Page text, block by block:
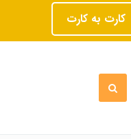
کارت به کارت